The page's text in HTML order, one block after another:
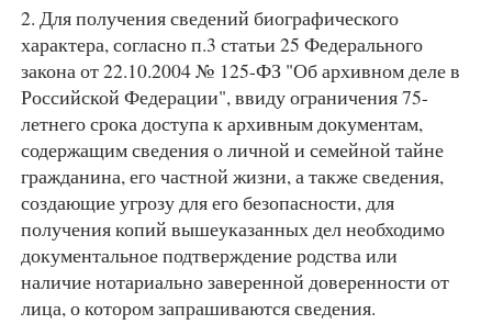
2. Для получения сведений биографического
характера, согласно п.3 статьи 25 Федерального
закона от 22.10.2004 № 125-ФЗ "Об архивном деле в
Российской Федерации", ввиду ограничения 75-
летнего срока доступа к архивным документам,
содержащим сведения о личной и семейной тайне
гражданина, его частной жизни, а также сведения,
создающие угрозу для его безопасности, для
получения копий вышеуказанных дел необходимо
документальное подтверждение родства или
наличие нотариально заверенной доверенности от
лица, о котором запрашиваются сведения.